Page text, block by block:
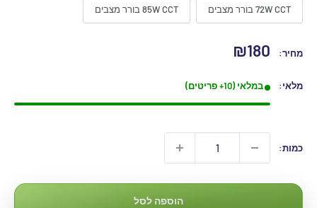
72W CCT בורר מצבים 85W CCT בורר מצבים
מחיר:
מחיר
₪180
מלאי: במלאי (10+ פריטים)
כמות:
הוספה לסל